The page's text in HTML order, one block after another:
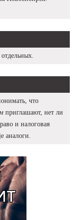
что
приглашают, нет ли
и налоговая
аналоги.